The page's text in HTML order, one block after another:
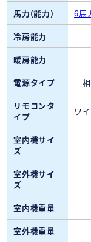
馬力(能力)
6馬
冷房能力
暖房能力
電源タイプ
三
リモコンタ
イプ
ワ
室内機サイ
ズ
室外機サイ
ズ
室内機重量
室外機重量